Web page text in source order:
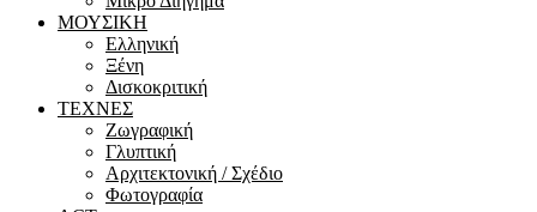
ΜΟΥΣΙΚΗ
Ελληνική
Ξένη
Δισκοκριτική
ΤΕΧΝΕΣ
Ζωγραφική
Γλυπτική
Αρχιτεκτονική / Σχέδιο
Φωτογραφία